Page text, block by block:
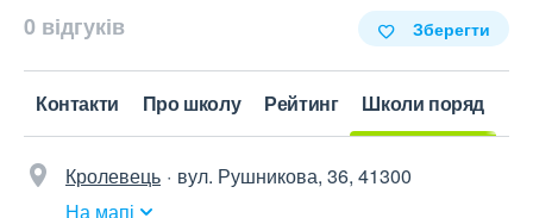
0 відгуків Зберегти
Контакти Про школу Рейтинг Школи поряд
Кролевець
вул. Рушникова, 36, 41300
На мапі